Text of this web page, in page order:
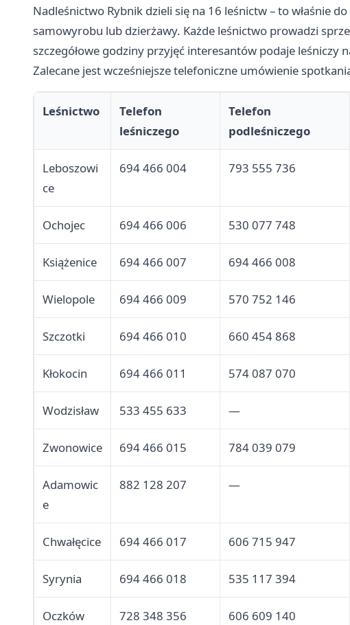
Nadleśnictwo Rybnik dzieli się na 16 leśnictw – to właśnie
samowyrobu lub dzierżawy. Każde leśnictwo prowadzi
szczegółowe godziny przyjęć interesantów podaje leśniczy
Zalecane jest wcześniejsze telefoniczne umówienie
Leśnictwo
Telefon
leśniczego
Telefon
podleśniczego
Leboszowi
ce
694 466 004 793 555 736
Ochojec 694 466 006 530 077 748
Książenice 694 466 007 694 466 008
Wielopole 694 466 009 570 752 146
Szczotki 694 466 010 660 454 868
Kłokocin 694 466 011 574 087 070
Wodzisław 533 455 633 —
Zwonowice 694 466 015 784 039 079
Adamowic
e
882 128 207 —
Chwałęcice 694 466 017 606 715 947
Syrynia 694 466 018 535 117 394
Oczków 728 348 356 606 609 140